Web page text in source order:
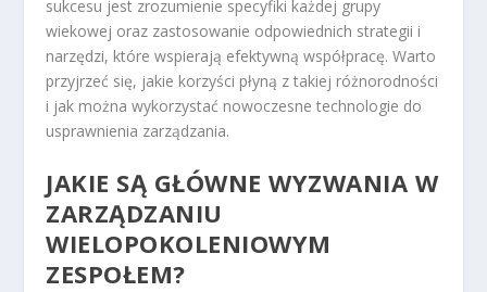
sukcesu jest zrozumienie specyfiki każdej grupy
wiekowej oraz zastosowanie odpowiednich strategii i
narzędzi, które wspierają efektywną współpracę. Warto
przyjrzeć się, jakie korzyści płyną z takiej różnorodności
i jak można wykorzystać nowoczesne technologie do
usprawnienia zarządzania.
JAKIE SĄ GŁÓWNE WYZWANIA W
ZARZĄDZANIU
WIELOPOKOLENIOWYM
ZESPOŁEM?